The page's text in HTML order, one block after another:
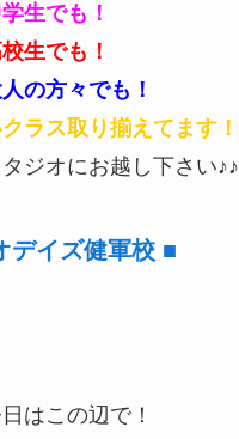
生でも！
生でも！
の方々でも！
ラス取り揃えてます！
ジオにお越し下さい♪♪
デイズ健軍校 ■
はこの辺で！